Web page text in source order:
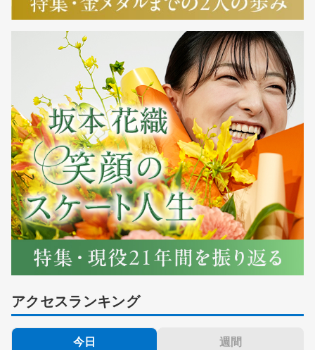
アクセスランキング
今日 週間